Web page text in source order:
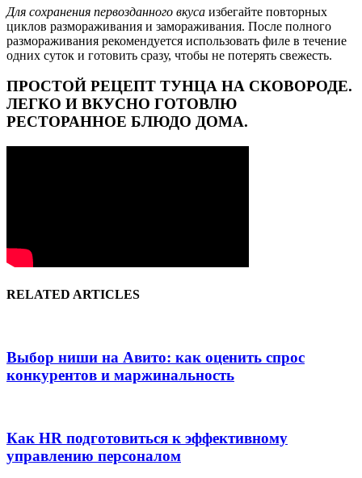
Для сохранения первозданного вкуса избегайте повторных
циклов размораживания и замораживания. После полного
размораживания рекомендуется использовать филе в течение
одних суток и готовить сразу, чтобы не потерять свежесть.
ПРОСТОЙ РЕЦЕПТ ТУНЦА НА СКОВОРОДЕ.
ЛЕГКО И ВКУСНО ГОТОВЛЮ
РЕСТОРАННОЕ БЛЮДО ДОМА.
RELATED ARTICLES
Выбор ниши на Авито: как оценить спрос
конкурентов и маржинальность
Как HR подготовиться к эффективному
управлению персоналом